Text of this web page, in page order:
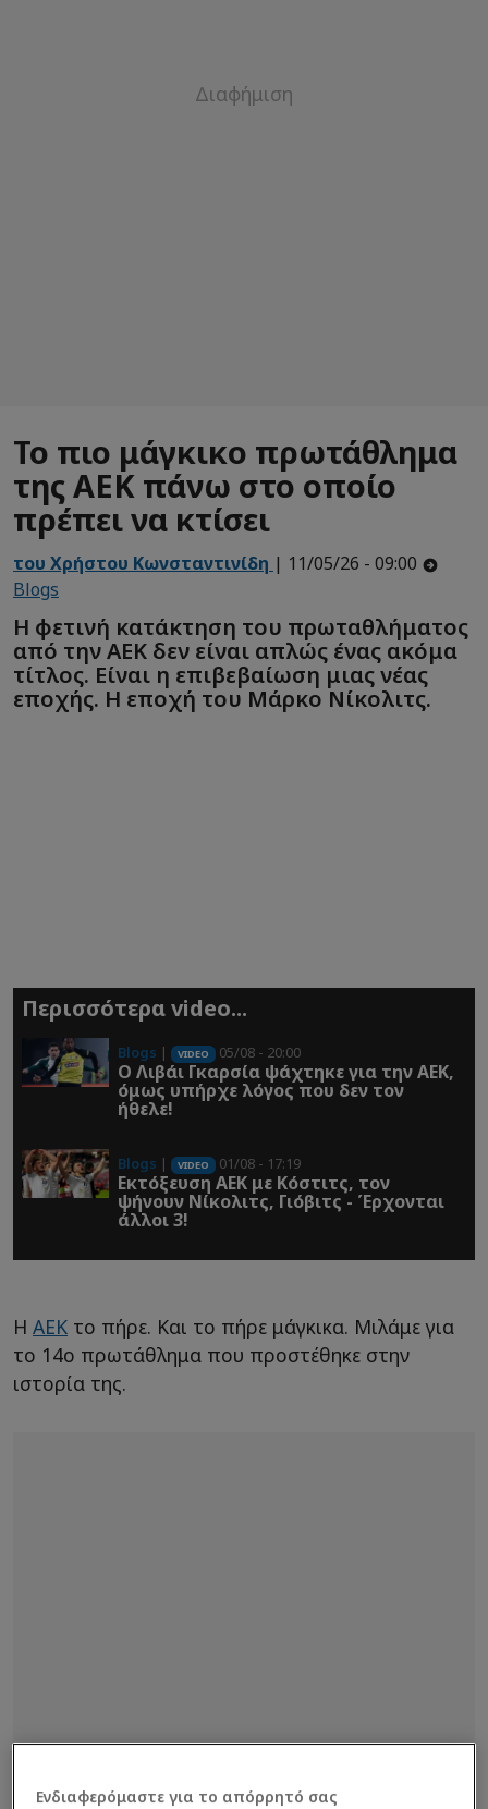
Το πιο μάγκικο πρωτάθλημα
της ΑΕΚ πάνω στο οποίο
πρέπει να κτίσει
του Χρήστου Κωνσταντινίδη | 11/05/26 - 09:00
Blogs
Η φετινή κατάκτηση του πρωταθλήματος
από την ΑΕΚ δεν είναι απλώς ένας ακόμα
τίτλος. Είναι η επιβεβαίωση μιας νέας
εποχής. Η εποχή του Μάρκο Νίκολιτς.
Περισσότερα video...
Blogs | VIDEO 05/08 - 20:00
O Λιβάι Γκαρσία ψάχτηκε για την ΑΕΚ,
όμως υπήρχε λόγος που δεν τον
ήθελε!
Blogs | VIDEO 01/08 - 17:19
Εκτόξευση ΑΕΚ με Κόστιτς, τον
ψήνουν Νίκολιτς, Γιόβιτς - Έρχονται
άλλοι 3!
Η ΑΕΚ το πήρε. Και το πήρε μάγκικα. Μιλάμε για
το 14ο πρωτάθλημα που προστέθηκε στην
ιστορία της.
Ενδιαφερόμαστε για το απόρρητό σας